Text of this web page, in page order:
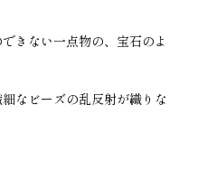
きない一点物の、宝石のよ
なビーズの乱反射が織りな
来ない、美しさと生命感を